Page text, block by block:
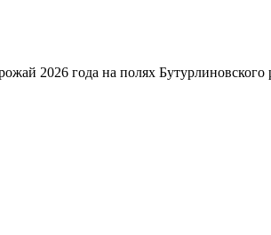
2026 года на полях